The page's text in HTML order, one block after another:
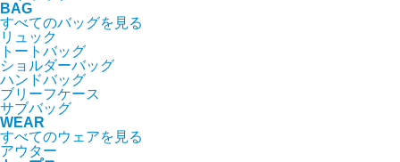
BAG
すべてのバッグを見る
リュック
トートバッグ
ショルダーバッグ
ハンドバッグ
ブリーフケース
サブバッグ
WEAR
すべてのウェアを見る
アウター